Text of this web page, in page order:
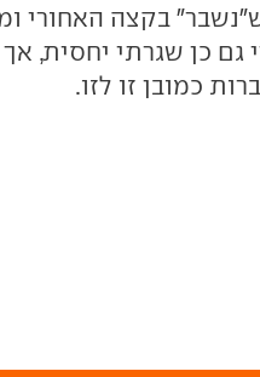
בקצה האחורי
גם כן שגרתי יחסית, אך
כמובן זו לזו.